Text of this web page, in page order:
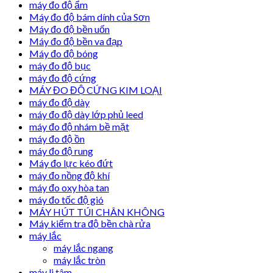
máy đo độ ẩm
Máy đo độ bám dính của Sơn
Máy đo độ bền uốn
Máy đo độ bền va đạp
Máy đo độ bóng
máy đo độ bục
máy đo độ cứng
MÁY ĐO ĐỘ CỨNG KIM LOẠI
máy đo độ dày
máy đo độ dày lớp phủ leed
máy đo độ nhám bề mặt
máy đo độ ồn
máy đo độ rung
Máy đo lực kéo đứt
máy đo nồng độ khí
máy đo oxy hòa tan
máy đo tốc độ gió
MÁY HÚT TÚI CHÂN KHÔNG
Máy kiểm tra độ bền chà rửa
máy lắc
máy lắc ngang
máy lắc tròn